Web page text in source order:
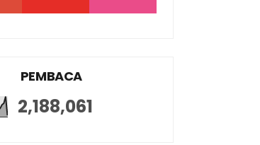
PEMBACA
2,188,061